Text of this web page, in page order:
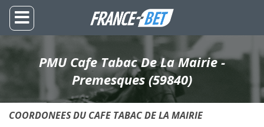
PMU Cafe Tabac De La Mairie -
Premesques (59840)
COORDONEES DU CAFE TABAC DE LA MAIRIE